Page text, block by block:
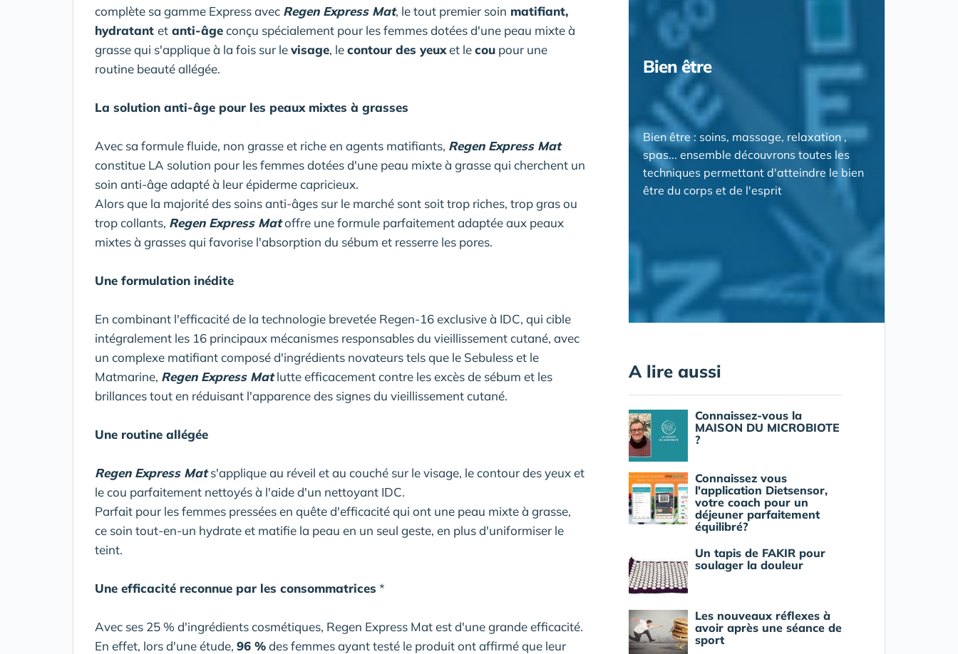
complète sa gamme Express avec Regen Express Mat, le tout premier soin matifiant,
hydratant et anti-âgeconçu spécialement pour les femmes dotées d'une peau mixte à
grasse qui s'applique à la fois sur levisage, lecontour des yeuxet lecou pour une
routine beauté allégée.
La solution anti-âge pour les peaux mixtes à grasses
Avec sa formule fluide, non grasse et riche en agents matifiants, Regen Express Mat
constitue LA solution pour les femmes dotées d'une peau mixte à grasse qui cherchent un
soin anti-âge adapté à leur épiderme capricieux.
Alors que la majorité des soins anti-âges sur le marché sont soit trop riches, trop gras ou
trop collants, Regen Express Matoffre une formule parfaitement adaptée aux peaux
mixtes à grasses qui favorise l'absorption du sébum et resserre les pores.
Une formulation inédite
En combinant l'efficacité de la technologie brevetée Regen-16 exclusive à IDC, qui cible
intégralement les 16 principaux mécanismes responsables du vieillissement cutané, avec
un complexe matifiant composé d'ingrédients novateurs tels que le Sebuless et le
Matmarine, Regen Express Matlutte efficacement contre les excès de sébum et les
brillances tout en réduisant l'apparence des signes du vieillissement cutané.
Une routine allégée
Regen Express Mats'applique au réveil et au couché sur le visage, le contour des yeux et
le cou parfaitement nettoyés à l'aide d'un nettoyant IDC.
Parfait pour les femmes pressées en quête d'efficacité qui ont une peau mixte à grasse,
ce soin tout-en-un hydrate et matifie la peau en un seul geste, en plus d'uniformiser le
teint.
Une efficacité reconnue par les consommatrices *
Avec ses 25 % d'ingrédients cosmétiques, Regen Express Mat est d'une grande efficacité.
En effet, lors d'une étude, 96 %des femmes ayant testé le produit ont affirmé que leur
Bien être
Bien être : soins, massage, relaxation ,
spas... ensemble découvrons toutes les
techniques permettant d'atteindre le bien
être du corps et de l'esprit
A lire aussi
Connaissez-vous la
MAISON DU MICROBIOTE
?
Connaissez vous
l'application Dietsensor,
votre coach pour un
déjeuner parfaitement
équilibré?
Un tapis de FAKIR pour
soulager la douleur
Les nouveaux réflexes à
avoir après une séance de
sport